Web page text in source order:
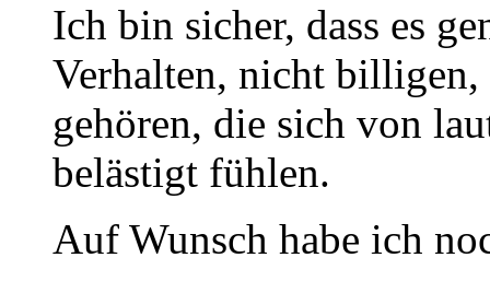
Ich bin sicher, dass es
Verhalten, nicht billigen,
gehören, die sich von
belästigt fühlen.
Auf Wunsch habe ich